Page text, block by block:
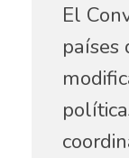
El
países